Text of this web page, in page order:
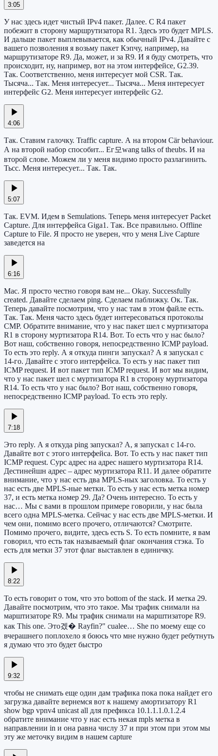
3:05
У нас здесь идет чистый IPv4 пакет. Далее. С R4 пакет
побежит в сторону маршрутизатора R1. Здесь это будет MPLS.
И дальше пакет выплевывается, как обычный IPv4. Давайте с
вашего позволения я возьму пакет Кэпчу, например, на
маршрутизаторе R9. Да, может, и за R9. И я буду смотреть, что
происходит, ну, например, вот на этом интерфейсе, G2.39.
Так. Соответственно, меня интересует мой CSR. Так.
Тысяча... Так. Меня интересует... Тысяча... Меня интересует
интерфейс G2. Меня интересует интерфейс G2.
4:06
Так. Ставим галочку. Traffic capture. А на втором Сär behaviour.
А на второй набор способит... Ег모wang talks of theubs. И на
второй слове. Можем ли у меня видимо просто разлагинить.
Тьсс. Меня интересует... Так. Так.
5:07
Так. EVM. Идем в Semulations. Теперь меня интересует Packet
Capture. Для интерфейса Giga1. Так. Все правильно. Offline
Capture to File. Я просто не уверен, что у меня Live Capture
заведется на
6:16
Mac. Я просто честно говоря вам не... Okay. Successfully
created. Давайте сделаем ping. Сделаем паближку. Ок. Так.
Теперь давайте посмотрим, что у нас там в этом файле есть.
Так. Так. Меня часто здесь будет интересоваться протоколы
CMP. Обратите внимание, что у нас пакет шел с муртизатора
R1 в сторону муртизатора R14. Вот. То есть что у нас было?
Вот наш, собственно говоря, непосредственно ICMP payload.
То есть это reply. А я откуда пинги запускал? А я запускал с
14-го. Давайте с этого интерфейса. То есть у нас пакет тип
ICMP request. И вот пакет тип ICMP request. И вот мы видим,
что у нас пакет шел с муртизатора R1 в сторону муртизатора
R14. То есть что у нас было? Вот наш, собственно говоря,
непосредственно ICMP payload. То есть это reply.
7:18
Это reply. А я откуда ping запускал? А, я запускал с 14-го.
Давайте вот с этого интерфейса. Вот. То есть у нас пакет тип
ICMP request. Сурс адрес на адрес нашего муртизатора R14.
Дестинейшн адрес – адрес муртизатора R11. И далее обратите
внимание, что у нас есть два MPLS-ных заголовка. То есть у
нас есть две MPLS-ные метки. То есть у нас есть метка номер
37, и есть метка номер 29. Да? Очень интересно. То есть у
нас… Мы с вами в прошлом примере говорили, у нас была
всего одна MPLS-метка. Сейчас у нас есть две MPLS-метки. И
чем они, помимо всего прочего, отличаются? Смотрите.
Помимо прочего, видите, здесь есть S. То есть помните, я вам
говорил, что есть так называемый флаг окончания стэка. То
есть для метки 37 этот флаг выставлен в единичку.
8:22
То есть говорит о том, что это bottom of the stack. И метка 29.
Давайте посмотрим, что это такое. Мы трафик снимали на
марштизаторе R9. Мы трафик снимали на марштизаторе R9.
как This one. Это겠� Rayfin?" cualee… She по моему еще со
вчерашнего поплохело я боюсь что мне нужно будет ребутнуть
я думаю что это будет быстро
9:32
чтобы не снимать еще один дам трафика пока пока найдет его
загрузка давайте вернемся вот к нашему амортизатору R1
show bgp vpnv4 unicast all для префикса 10.1.1.1.0.1.2.4
обратите внимание что у нас есть некая mpls метка в
направлении in и она равна числу 37 и при этом при этом мы
эту же меточку видим в нашем capture